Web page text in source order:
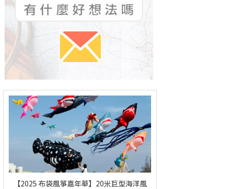
【2025 布袋風箏嘉年華】20米巨型海洋風